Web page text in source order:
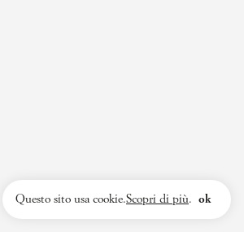
Questo sito usa cookie.Scopri di più. ok